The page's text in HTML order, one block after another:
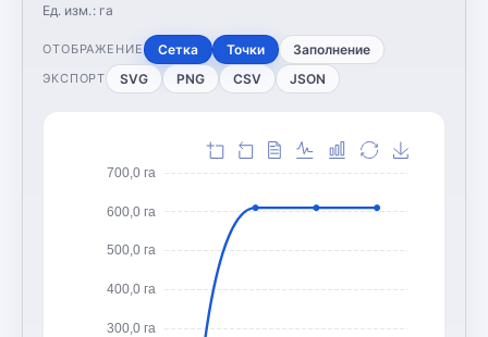
Ед. изм.: га
ОТОБРАЖЕНИЕ Сетка Точки Заполнение
ЭКСПОРТ SVG PNG CSV JSON
300,0 га
400,0 га
500,0 га
600,0 га
700,0 га